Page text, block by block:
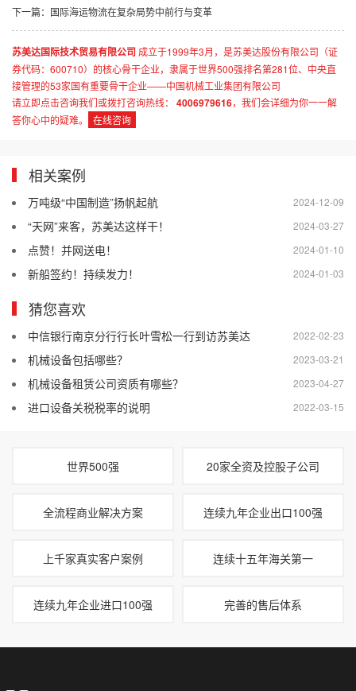
下一篇： 国际海运物流在复杂局势中前行与变革
苏美达国际技术贸易有限公司 成立于1999年3月，是苏美达股份有限公司（证
券代码：600710）的核心骨干企业，隶属于世界500强排名第281位、中央直
接管理的53家国有重要骨干企业——中国机械工业集团有限公司
请立即点击咨询我们或拨打咨询热线：
4006979616，我们会详细为你一一解
答你心中的疑难。
在线咨询
相关案例
2024-12-09
万吨级“中国制造”扬帆起航
2024-03-27
“天网”来客，苏美达这样干！
2024-01-10
点赞！并网送电！
2024-01-03
新船签约！持续发力！
猜您喜欢
2022-02-23
中信银行南京分行行长叶雪松一行到访苏美达
2023-03-21
机械设备包括哪些？
2023-04-27
机械设备租赁公司资质有哪些？
2022-03-15
进口设备关税税率的说明
世界500强 20家全资及控股子公司
全流程商业解决方案 连续九年企业出口100强
上千家真实客户案例 连续十五年海关第一
连续九年企业进口100强 完善的售后体系